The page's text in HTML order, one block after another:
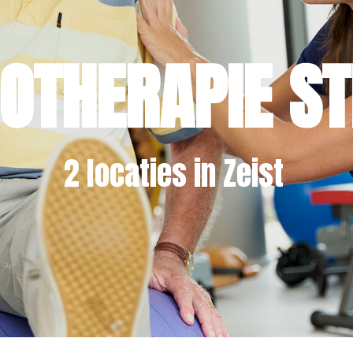
2 locaties in Zeist